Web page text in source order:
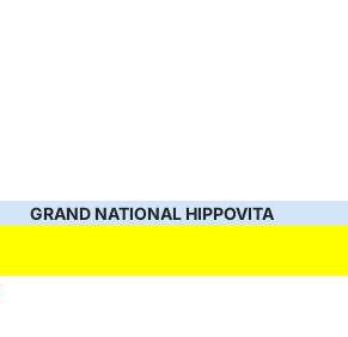
GRAND NATIONAL HIPPOVITA